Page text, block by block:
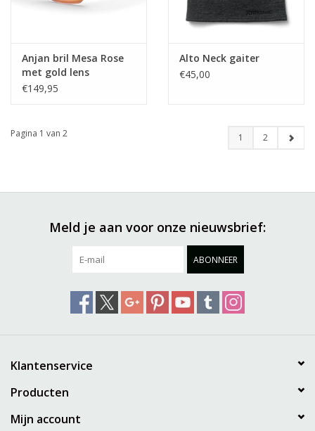
Anjan bril Mesa Rose
met gold lens
€149,95
Alto Neck gaiter
€45,00
Pagina 1 van 2 1 2
Meld je aan voor onze nieuwsbrief:
ABONNEER
Klantenservice
Producten
Mijn account